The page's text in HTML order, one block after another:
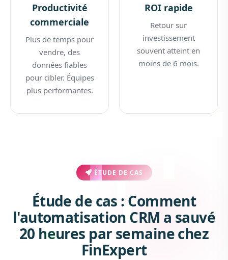
Productivité
commerciale
Plus de temps pour
vendre, des
données fiables
pour cibler. Équipes
plus performantes.
ROI rapide
Retour sur
investissement
souvent atteint en
moins de 6 mois.
ÉTUDE DE CAS
Étude de cas : Comment
l'automatisation CRM a sauvé
20 heures par semaine chez
FinExpert